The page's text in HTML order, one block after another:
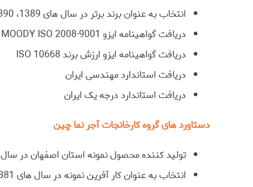
انتخاب به عنوان برند برتر در سال های 1389، 1390، 1391، 1392
دریافت گواهینامه ایزو MOODY ISO 2008-9001
دریافت گواهینامه ایزو ارزش برند ISO 10668
دریافت استاندارد مهندسی ایران
دریافت استاندارد درجه یک ایران
دستاورد های گروه کارخانجات آجر نما چین
تولید کننده محصول نمونه استان اصفهان در سال 1393
انتخاب به عنوان کار آفرین نمونه در سال های 1381، 1390، 1392